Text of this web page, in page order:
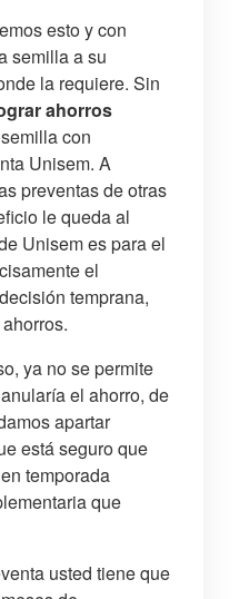
esto y con
semilla a su
la requiere. Sin
ahorros
con
Unisem. A
preventas de otras
le queda al
Unisem es para el
el
temprana,
ya no se permite
el ahorro, de
apartar
está seguro que
temporada
que
usted tiene que